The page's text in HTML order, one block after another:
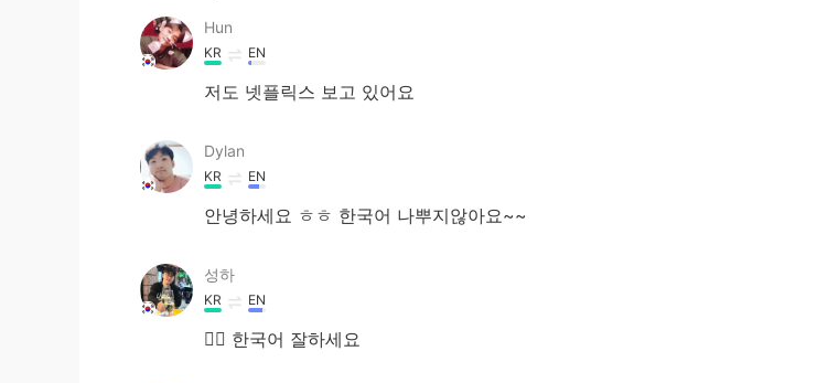
Hun
KR EN
저도 넷플릭스 보고 있어요
Dylan
KR EN
안녕하세요 ㅎㅎ 한국어 나뿌지않아요~~
성하
KR EN
👌🏻 한국어 잘하세요